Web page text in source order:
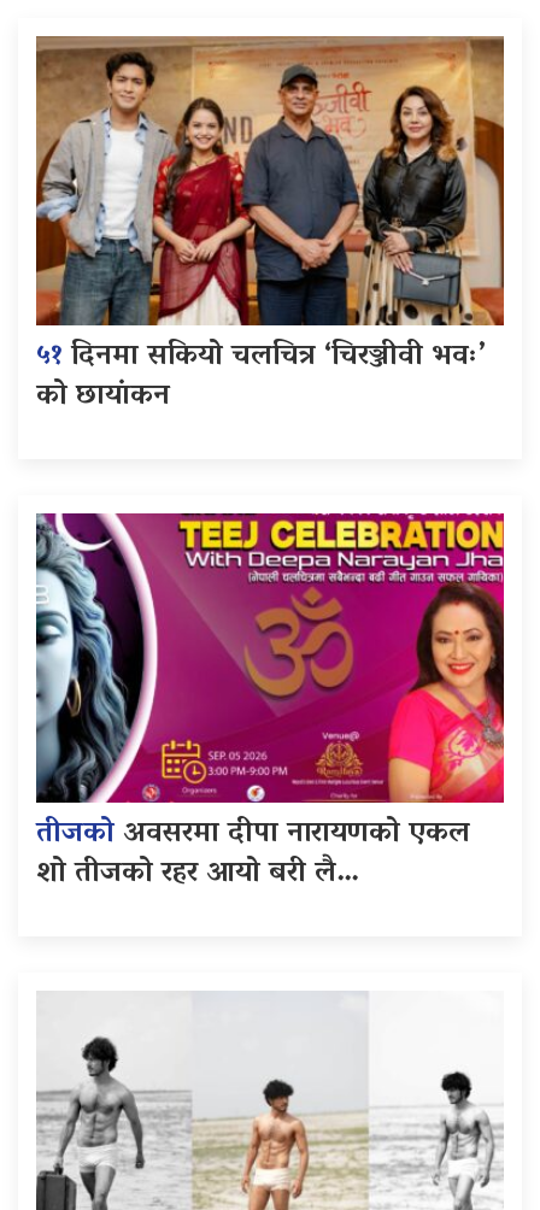
५१दिनमा सकियो चलचित्र ‘चिरञ्जीवी भवः’
को छायांकन
तीजकोअवसरमा दीपा नारायणको एकल
शो तीजको रहर आयो बरी लै…